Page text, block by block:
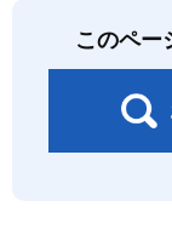
このペー